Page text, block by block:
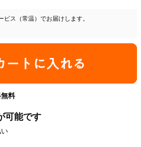
ビス（常温） でお届けします。
料
可能です